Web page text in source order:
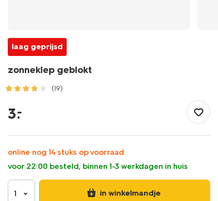
laag geprijsd
zonneklep geblokt
(19)
geblokt-
61180090.html
3.
–
online nog 14 stuks op voorraad
voor 22:00 besteld, binnen 1-3 werkdagen in huis
1 in winkelmandje